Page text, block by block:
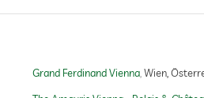
Grand Ferdinand Vienna Wien,